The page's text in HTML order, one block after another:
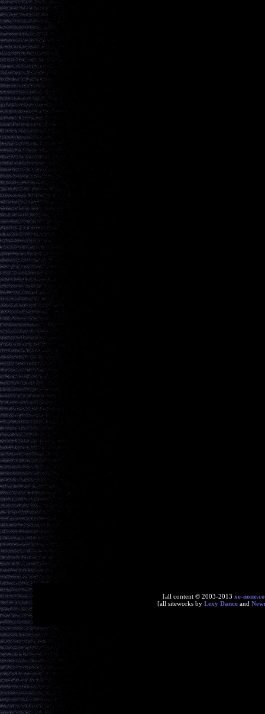
[all content © 2003-2013 xe-
[all siteworks by Lexy Danceand